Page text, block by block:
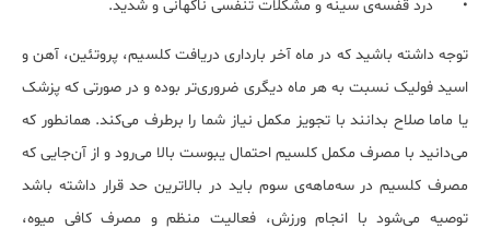
• درد قفسه‌ی سینه و مشکلات تنفسی ناگهانی و شدید.
توجه داشته باشید که در ماه آخر بارداری دریافت کلسیم، پروتئین، آهن و
اسید فولیک نسبت به هر ماه دیگری ضروری‌تر بوده و در صورتی که پزشک
یا ماما صلاح بدانند با تجویز مکمل نیاز شما را برطرف می‌کند. همانطور که
می‌دانید با مصرف مکمل کلسیم احتمال یبوست بالا می‌رود و از آن‌جایی که
مصرف کلسیم در سه‌ماهه‌ی سوم باید در بالاترین حد قرار داشته باشد
توصیه می‌شود با انجام ورزش، فعالیت منظم و مصرف کافی میوه،